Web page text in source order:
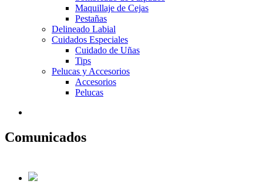
Maquillaje de Cejas
Pestañas
Delineado Labial
Cuidados Especiales
Cuidado de Uñas
Tips
Pelucas y Accesorios
Accesorios
Pelucas
Comunicados